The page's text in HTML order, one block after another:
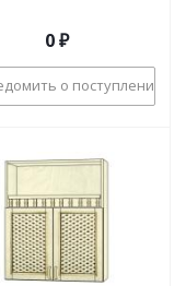
0 ₽
о поступлении